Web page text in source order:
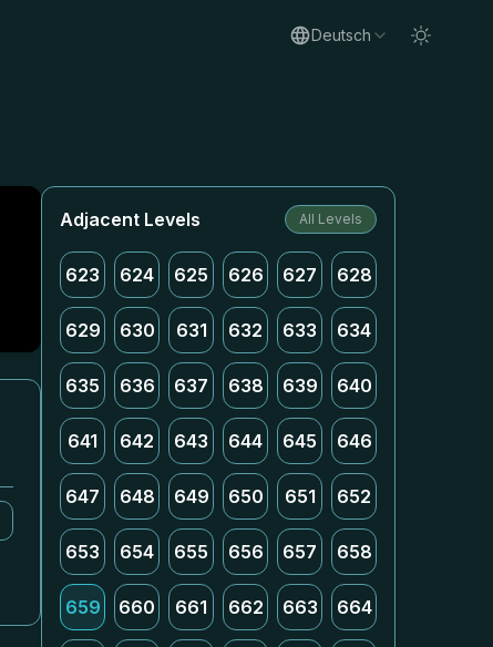
Deutsch
Adjacent Levels All Levels
623 624 625 626 627 628
629 630 631 632 633 634
635 636 637 638 639 640
641 642 643 644 645 646
647 648 649 650 651 652
653 654 655 656 657 658
659 660 661 662 663 664